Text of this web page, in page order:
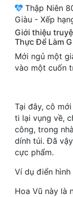
Dã Sử
Dị Giới
Dị Năng
Gia Đấu
Góc Nhìn Nữ
Huyền Huyễn
Huyền Nghi
Huyền Ảo
Hài Hước
Thập Niên
Giàu - Xếp
Giới thiệu
Thực Để Làm
Mới ngủ một
vào một cuốn
Tại đây, cô
ti lại vụng về,
công, trong
dính túi. Đã
cực phẩm.
Ví dụ điển
Hoa Vũ này là